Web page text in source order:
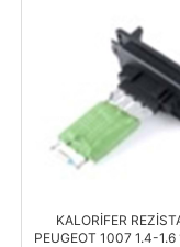
KALORİFER
PEUGEOT 1007 1.4-